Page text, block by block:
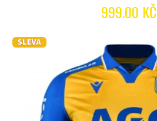
999.00 KČ